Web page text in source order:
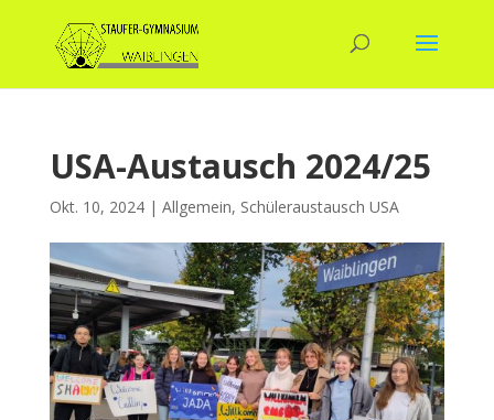
USA-Austausch 2024/25
Okt. 10, 2024| Allgemein, Schüleraustausch USA